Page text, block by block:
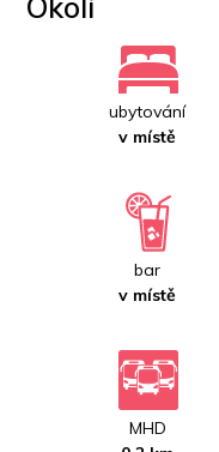
Okolí
ubytování
v místě
bar
v místě
MHD